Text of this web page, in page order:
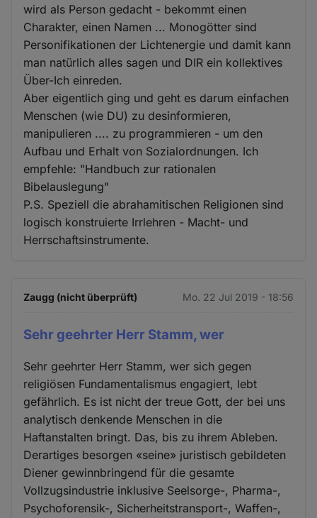
wird als Person gedacht - bekommt einen
Charakter, einen Namen ... Monogötter sind
Personifikationen der Lichtenergie und damit kann
man natürlich alles sagen und DIR ein kollektives
Über-Ich einreden.
Aber eigentlich ging und geht es darum einfachen
Menschen (wie DU) zu desinformieren,
manipulieren .... zu programmieren - um den
Aufbau und Erhalt von Sozialordnungen. Ich
empfehle: "Handbuch zur rationalen
Bibelauslegung"
P.S. Speziell die abrahamitischen Religionen sind
logisch konstruierte Irrlehren - Macht- und
Herrschaftsinstrumente.
Zaugg (nicht überprüft) Mo. 22 Jul 2019 - 18:56
Sehr geehrter Herr Stamm, wer
Sehr geehrter Herr Stamm, wer sich gegen
religiösen Fundamentalismus engagiert, lebt
gefährlich. Es ist nicht der treue Gott, der bei uns
analytisch denkende Menschen in die
Haftanstalten bringt. Das, bis zu ihrem Ableben.
Derartiges besorgen «seine» juristisch gebildeten
Diener gewinnbringend für die gesamte
Vollzugsindustrie inklusive Seelsorge-, Pharma-,
Psychoforensik-, Sicherheitstransport-, Waffen-,